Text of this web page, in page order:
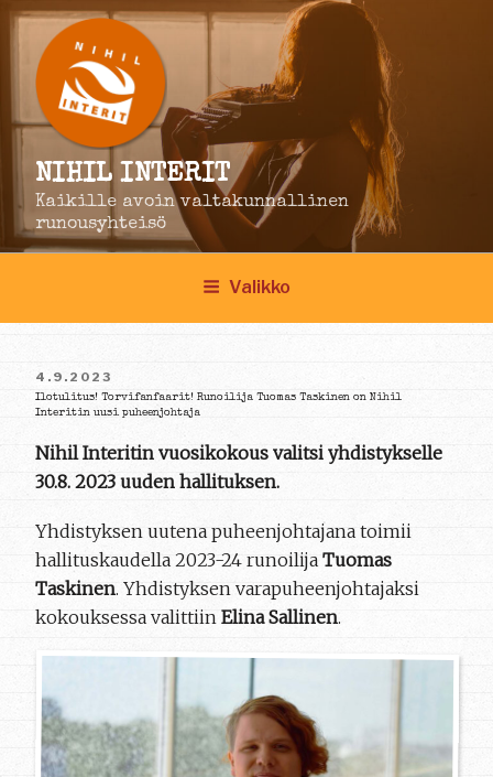
Siirry
sisältöön
NIHIL INTERIT
Kaikille avoin valtakunnallinen
runousyhteisö
Valikko
JULKAISTU
4.9.2023
Ilotulitus! Torvifanfaarit! Runoilija Tuomas Taskinen on Nihil
Interitin uusi puheenjohtaja
Nihil Interitin vuosikokous valitsi yhdistykselle
30.8. 2023 uuden hallituksen.
Yhdistyksen uutena puheenjohtajana toimii
hallituskaudella 2023-24 runoilija Tuomas
Taskinen. Yhdistyksen varapuheenjohtajaksi
kokouksessa valittiin Elina Sallinen.